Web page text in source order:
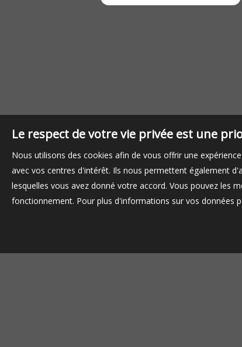
Le respect de votre vie privée est une
Nous utilisons des cookies afin de vous offrir une
avec vos centres d'intérêt. Ils nous permettent également
lesquelles vous avez donné votre accord. Vous pouvez les
fonctionnement. Pour plus d'informations sur vos données